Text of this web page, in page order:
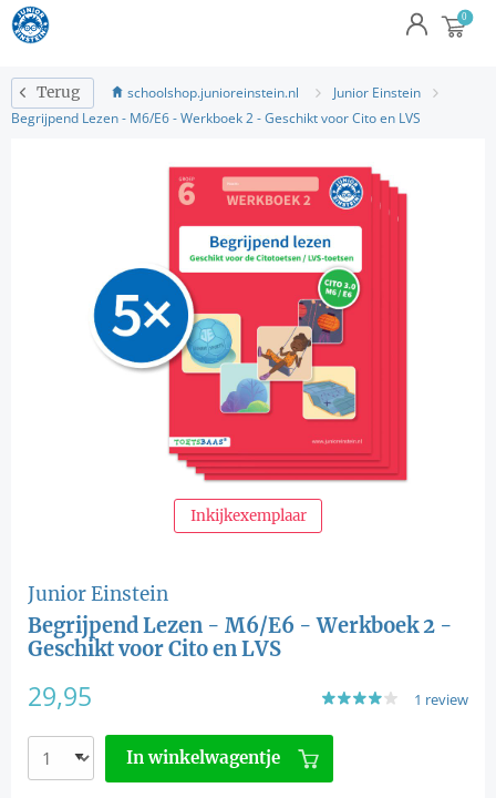
Terug schoolshop.junioreinstein.nl
Junior Einstein
Begrijpend Lezen - M6/E6 - Werkboek 2 - Geschikt voor Cito en LVS
Inkijkexemplaar
Junior Einstein
Begrijpend Lezen - M6/E6 - Werkboek 2 -
Geschikt voor Cito en LVS
29,95 1 review
In winkelwagentje